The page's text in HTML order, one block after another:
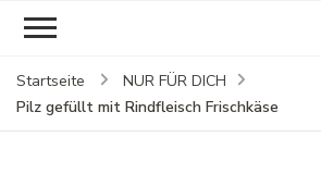
Startseite
NUR FÜR DICH
Pilz gefüllt mit Rindfleisch Frischkäse